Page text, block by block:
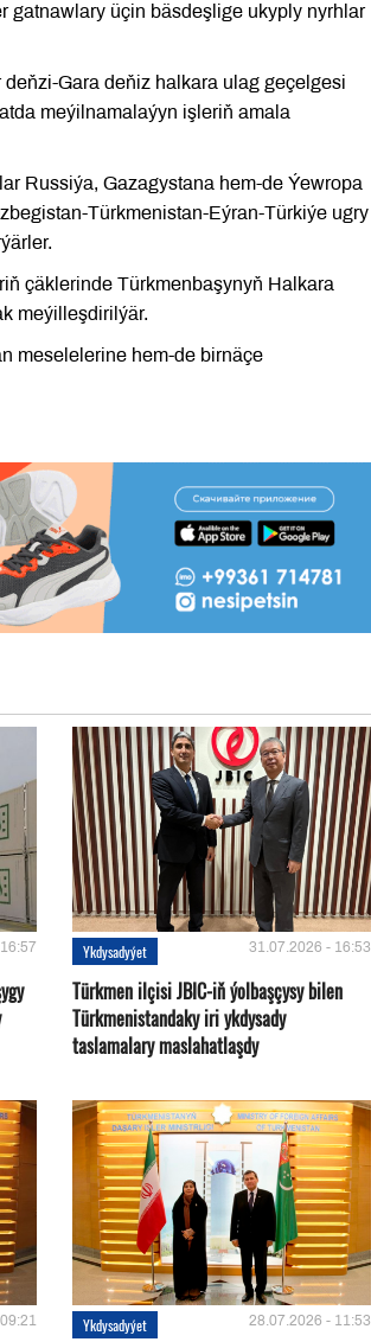
üçin bäsdeşlige ukyply nyrhlar
Gara deňiz halkara ulag geçelgesi
meýilnamalaýyn işleriň amala
Russiýa, Gazagystana hem-de Ýewropa
Türkmenistan-Eýran-Türkiýe ugry
çäklerinde Türkmenbaşynyň Halkara
meýilleşdirilýär.
meselelerine hem-de birnäçe
Ykdysadyýet 31.07.2026 - 16:53
Türkmen ilçisi JBIC-iň ýolbaşçysy bilen
Türkmenistandaky iri ykdysady
taslamalary maslahatlaşdy
Ykdysadyýet 28.07.2026 - 11:53